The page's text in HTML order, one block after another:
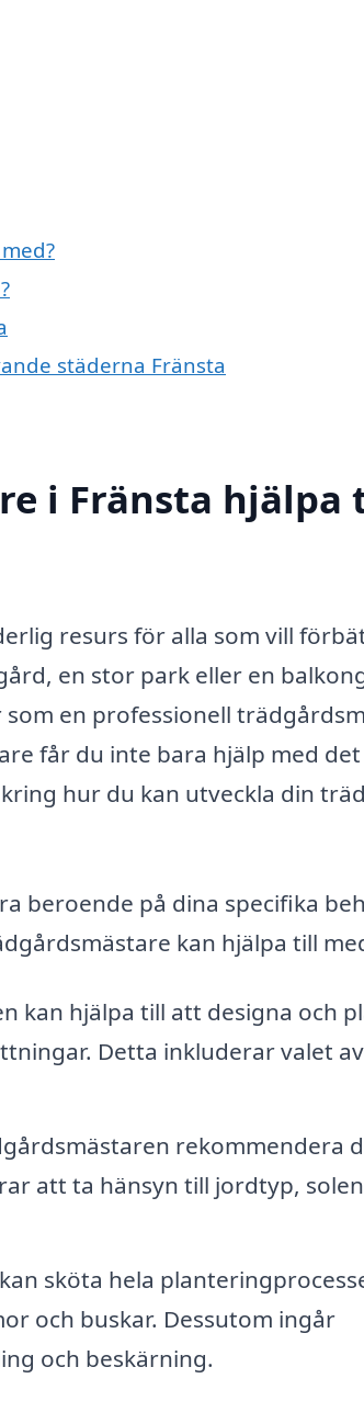
städerna Fränsta
i Fränsta hjälpa
resurs för alla som vill
en stor park eller en
en professionell
får du inte bara hjälp med det
hur du kan utveckla din
beroende på dina specifika
kan hjälpa till
kan hjälpa till att designa och
Detta inkluderar valet
rekommendera
att ta hänsyn till jordtyp,
sköta hela
och buskar. Dessutom ingår
och beskärning.